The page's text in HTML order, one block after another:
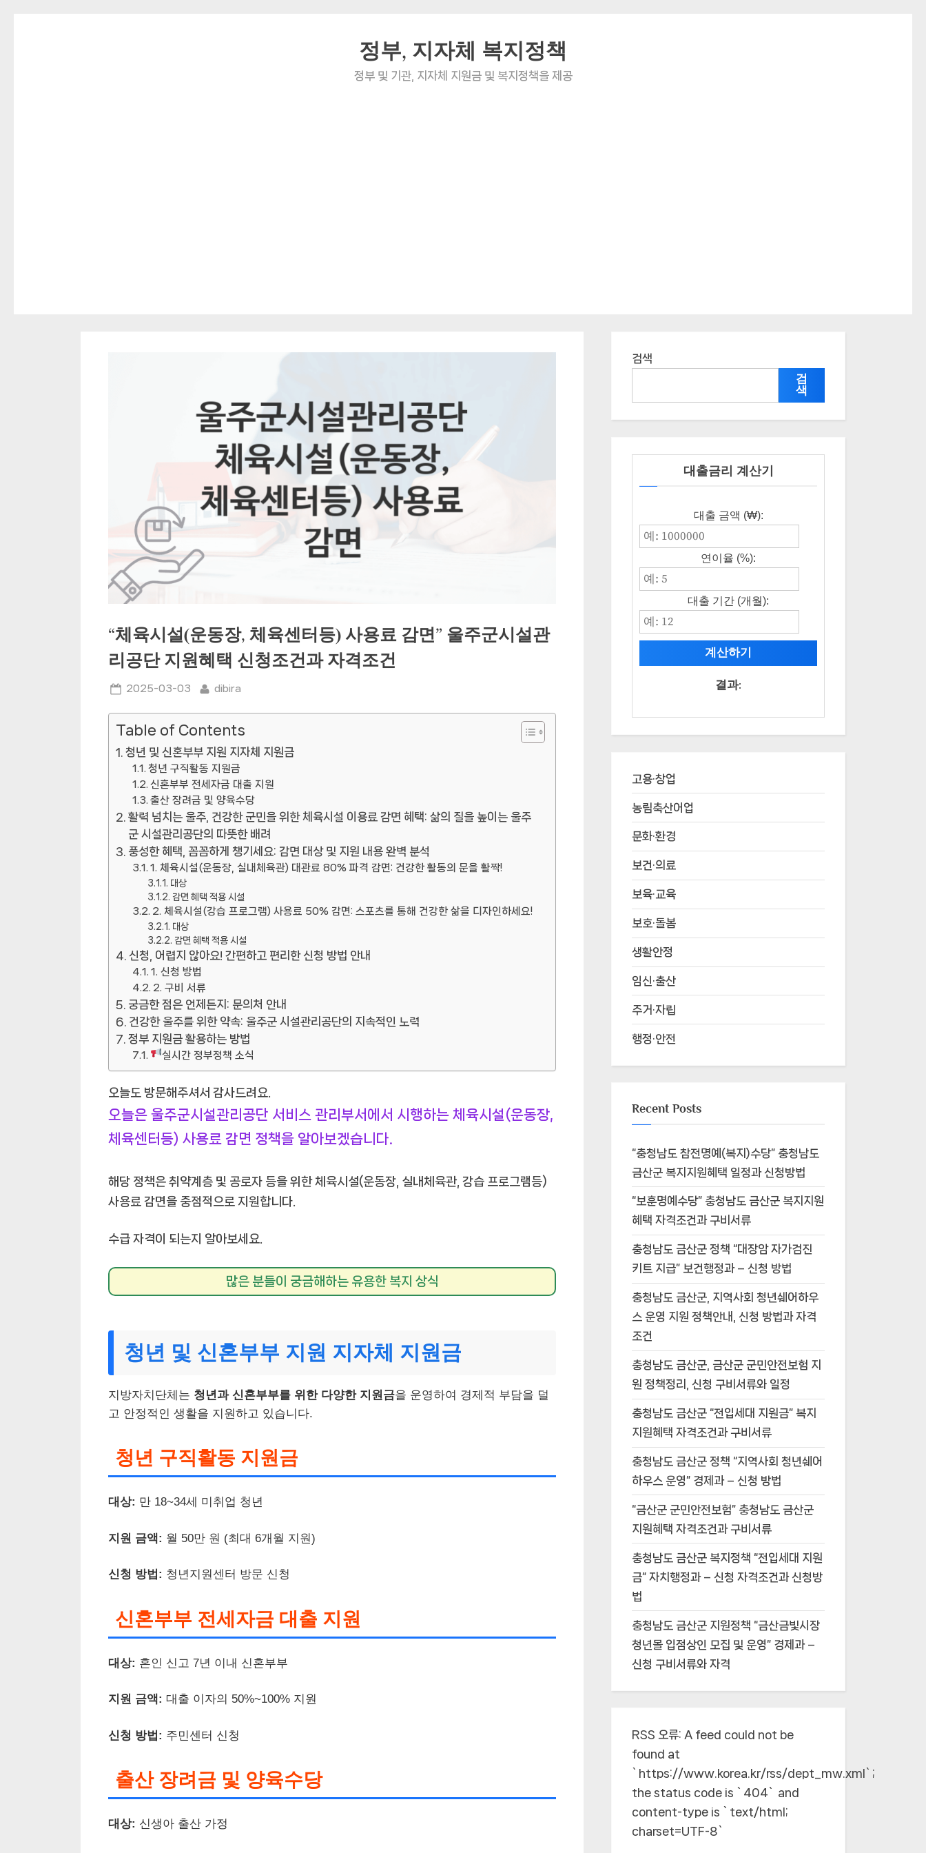
정부, 지자체 복지정책
정부 및 기관, 지자체 지원금 및 복지정책을 제공
“체육시설(운동장, 체육센터등) 사용료 감면” 울주군시설관
리공단 지원혜택 신청조건과 자격조건
Posted
2025-03-03 By
dibira
Table of Contents
청년 및 신혼부부 지원 지자체 지원금
청년 구직활동 지원금
신혼부부 전세자금 대출 지원
출산 장려금 및 양육수당
활력 넘치는 울주, 건강한 군민을 위한 체육시설 이용료 감면 혜택: 삶의 질을 높이는 울주
군 시설관리공단의 따뜻한 배려
풍성한 혜택, 꼼꼼하게 챙기세요: 감면 대상 및 지원 내용 완벽 분석
1. 체육시설(운동장, 실내체육관) 대관료 80% 파격 감면: 건강한 활동의 문을 활짝!
대상
감면 혜택 적용 시설
2. 체육시설(강습 프로그램) 사용료 50% 감면: 스포츠를 통해 건강한 삶을 디자인하세요!
대상
감면 혜택 적용 시설
신청, 어렵지 않아요! 간편하고 편리한 신청 방법 안내
1. 신청 방법
2. 구비 서류
궁금한 점은 언제든지: 문의처 안내
건강한 울주를 위한 약속: 울주군 시설관리공단의 지속적인 노력
정부 지원금 활용하는 방법
실시간 정부정책 소식
오늘도 방문해주셔서 감사드려요.
오늘은 울주군시설관리공단 서비스 관리부서에서 시행하는 체육시설(운동장,
체육센터등) 사용료 감면 정책을 알아보겠습니다.
해당 정책은 취약계층 및 공로자 등을 위한 체육시설(운동장, 실내체육관, 강습 프로그램등)
사용료 감면을 중점적으로 지원합니다.
수급 자격이 되는지 알아보세요.
많은 분들이 궁금해하는 유용한 복지 상식
청년 및 신혼부부 지원 지자체 지원금
지방자치단체는 청년과 신혼부부를 위한 다양한 지원금을 운영하여 경제적 부담을 덜
고 안정적인 생활을 지원하고 있습니다.
청년 구직활동 지원금
대상: 만 18~34세 미취업 청년
지원 금액: 월 50만 원 (최대 6개월 지원)
신청 방법: 청년지원센터 방문 신청
신혼부부 전세자금 대출 지원
대상: 혼인 신고 7년 이내 신혼부부
지원 금액: 대출 이자의 50%~100% 지원
신청 방법: 주민센터 신청
출산 장려금 및 양육수당
대상: 신생아 출산 가정
검색
검
색
대출금리 계산기
대출 금액 (₩):
연이율 (%):
대출 기간 (개월):
계산하기
결과:
고용·창업
농림축산어업
문화·환경
보건·의료
보육·교육
보호·돌봄
생활안정
임신·출산
주거·자립
행정·안전
Recent Posts
“충청남도 참전명예(복지)수당” 충청남도
금산군 복지지원혜택 일정과 신청방법
“보훈명예수당” 충청남도 금산군 복지지원
혜택 자격조건과 구비서류
충청남도 금산군 정책 “대장암 자가검진
키트 지급” 보건행정과 – 신청 방법
충청남도 금산군, 지역사회 청년쉐어하우
스 운영 지원 정책안내, 신청 방법과 자격
조건
충청남도 금산군, 금산군 군민안전보험 지
원 정책정리, 신청 구비서류와 일정
충청남도 금산군 “전입세대 지원금” 복지
지원혜택 자격조건과 구비서류
충청남도 금산군 정책 “지역사회 청년쉐어
하우스 운영” 경제과 – 신청 방법
“금산군 군민안전보험” 충청남도 금산군
지원혜택 자격조건과 구비서류
충청남도 금산군 복지정책 “전입세대 지원
금” 자치행정과 – 신청 자격조건과 신청방
법
충청남도 금산군 지원정책 “금산금빛시장
청년몰 입점상인 모집 및 운영” 경제과 –
신청 구비서류와 자격
RSS 오류: A feed could not be
found at
`https://www.korea.kr/rss/dept_mw.xml`;
the status code is `404` and
content-type is `text/html;
charset=UTF-8`